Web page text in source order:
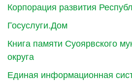
Корпорация развития
Госуслуги.Дом
Книга памяти Суоярвского
округа
Единая информационная